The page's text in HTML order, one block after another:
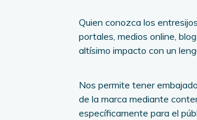
Quien conozca los
portales, medios online,
altísimo impacto con un
Nos permite tener
de la marca mediante
específicamente para el